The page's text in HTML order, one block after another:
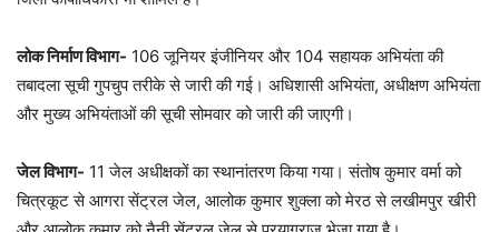
लोक निर्माण विभाग- 106 जूनियर इंजीनियर और 104 सहायक अभियंता की
तबादला सूची गुपचुप तरीके से जारी की गई। अधिशासी अभियंता, अधीक्षण अभियंता
और मुख्य अभियंताओं की सूची सोमवार को जारी की जाएगी।
जेल विभाग- 11 जेल अधीक्षकों का स्थानांतरण किया गया। संतोष कुमार वर्मा को
चित्रकूट से आगरा सेंट्रल जेल, आलोक कुमार शुक्ला को मेरठ से लखीमपुर खीरी